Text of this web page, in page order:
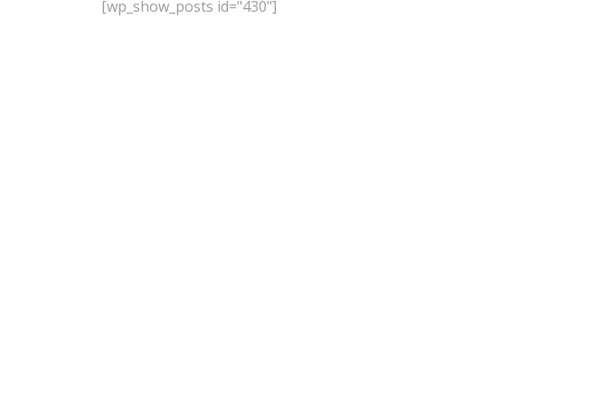
[wp_show_posts id="430"]